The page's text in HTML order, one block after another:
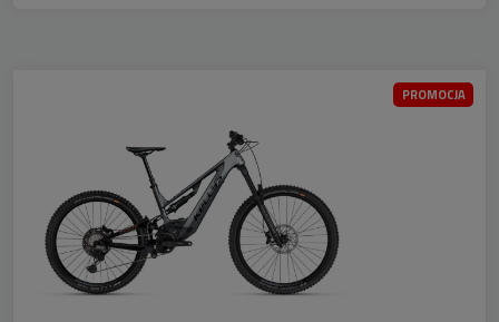
PROMOCJA